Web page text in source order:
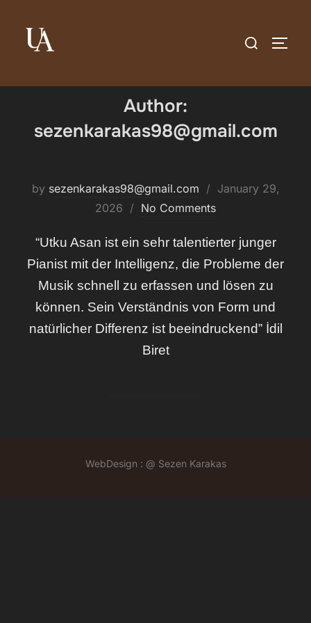
content
Search
Author:
sezenkarakas98@gmail.com
by sezenkarakas98@gmail.com
Posted
January 29,
2026
No Comments
“Utku Asan ist ein sehr talentierter junger
Pianist mit der Intelligenz, die Probleme der
Musik schnell zu erfassen und lösen zu
können. Sein Verständnis von Form und
natürlicher Differenz ist beeindruckend” İdil
Biret
WebDesign : @ Sezen Karakas